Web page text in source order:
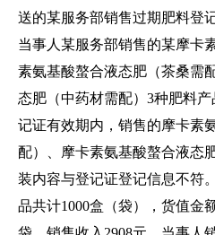
送的某服务部销售过期肥料登
当事人某服务部销售的某摩卡
素氨基酸螯合液态肥（茶桑需
态肥（中药材需配）3种肥料
记证有效期内，销售的摩卡素
配）、摩卡素氨基酸螯合液态
装内容与登记证登记信息不符
品共计1000盒（袋），货值金